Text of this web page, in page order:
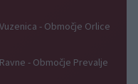
- Območje Orlice
- Območje Prevalje